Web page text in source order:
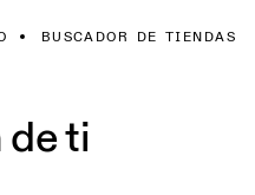
BUSCADOR DE TIENDAS
de ti